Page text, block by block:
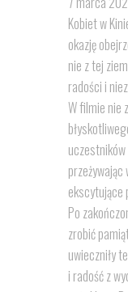
Kobiet w
okazję
nie z tej
radości i
W filmie nie
ekscytujące
Po
zrobić
uwieczniły
i radość z